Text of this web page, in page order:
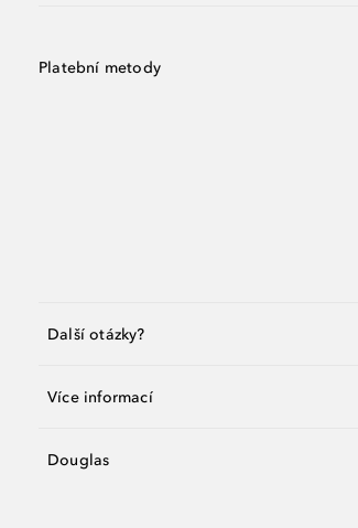
Platební metody
Další otázky?
Více informací
Douglas